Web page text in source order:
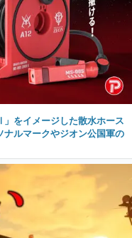
をイメージした散水ホース
ナルマークやジオン公国軍の